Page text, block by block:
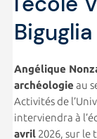
Biguglia
Angélique
archéologie au
Activités de
interviendra à
avril2026, sur le